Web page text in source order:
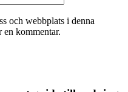
och webbplats i denna
en kommentar.